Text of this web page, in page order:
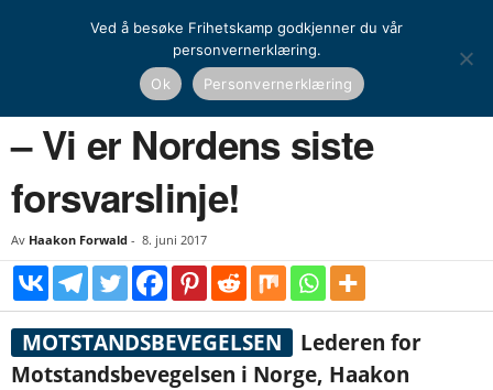
Aktivisme – Vi er Nordens siste forsvarslinje!
AKTIVISME
– Vi er Nordens siste
forsvarslinje!
Av Haakon Forwald - 8. juni 2017
MOTSTANDSBEVEGELSEN
Lederen for
Motstandsbevegelsen i Norge, Haakon
Ved å besøke Frihetskamp godkjenner du vår
personvernerklæring.
Ok
Personvernerklæring